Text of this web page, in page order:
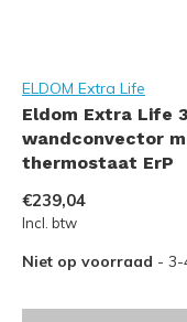
ELDOM Extra Life
Eldom Extra Life
wandconvector
thermostaat ErP
€239,04
Incl. btw
Niet op voorraad - 3-